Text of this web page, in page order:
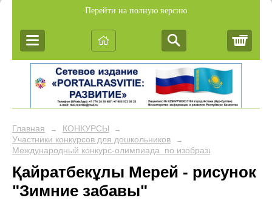
Перейти на полную версию
Главная → КОНКУРСЫ →
Участники конкурсов для дошкольников →
Международный конкурс-олимпиада по изобразительной
Қайратбекұлы Мерей - рисунок
"Зимние забавы"